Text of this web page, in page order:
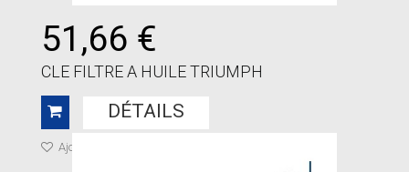
51,66 €
CLE FILTRE A HUILE TRIUMPH
DÉTAILS
Ajouter à ma liste de cadeaux